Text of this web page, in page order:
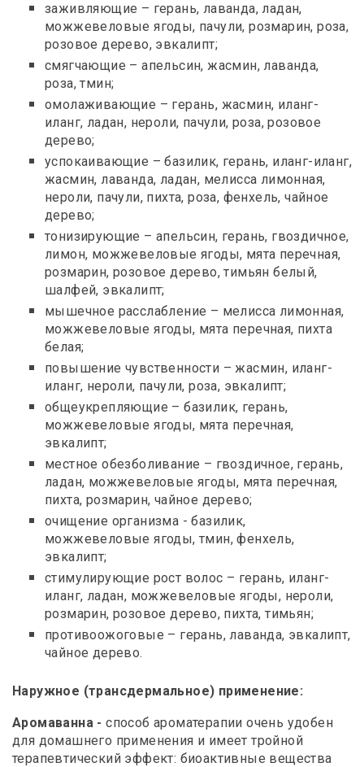
заживляющие – герань, лаванда, ладан,
можжевеловые ягоды, пачули, розмарин, роза,
розовое дерево, эвкалипт;
смягчающие – апельсин, жасмин, лаванда,
роза, тмин;
омолаживающие – герань, жасмин, иланг-
иланг, ладан, нероли, пачули, роза, розовое
дерево;
успокаивающие – базилик, герань, иланг-иланг,
жасмин, лаванда, ладан, мелисса лимонная,
нероли, пачули, пихта, роза, фенхель, чайное
дерево;
тонизирующие – апельсин, герань, гвоздичное,
лимон, можжевеловые ягоды, мята перечная,
розмарин, розовое дерево, тимьян белый,
шалфей, эвкалипт;
мышечное расслабление – мелисса лимонная,
можжевеловые ягоды, мята перечная, пихта
белая;
повышение чувственности – жасмин, иланг-
иланг, нероли, пачули, роза, эвкалипт;
общеукрепляющие – базилик, герань,
можжевеловые ягоды, мята перечная,
эвкалипт;
местное обезболивание – гвоздичное, герань,
ладан, можжевеловые ягоды, мята перечная,
пихта, розмарин, чайное дерево;
очищение организма - базилик,
можжевеловые ягоды, тмин, фенхель,
эвкалипт;
стимулирующие рост волос – герань, иланг-
иланг, ладан, можжевеловые ягоды, нероли,
розмарин, розовое дерево, пихта, тимьян;
противоожоговые – герань, лаванда, эвкалипт,
чайное дерево.
Наружное (трансдермальное) применение:
Аромаванна - способ ароматерапии очень удобен
для домашнего применения и имеет тройной
терапевтический эффект: биоактивные вещества